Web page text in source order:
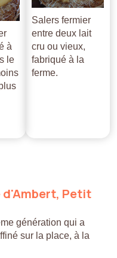
à
le
Salers fermier
entre deux lait
cru ou vieux,
fabriqué à la
ferme.
d'Ambert, Petit
génération qui a
sur la place, à la